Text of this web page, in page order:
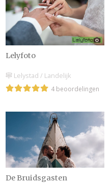
Lelyfoto
Lelystad / Landelijk
4 beoordelingen
De Bruidsgasten